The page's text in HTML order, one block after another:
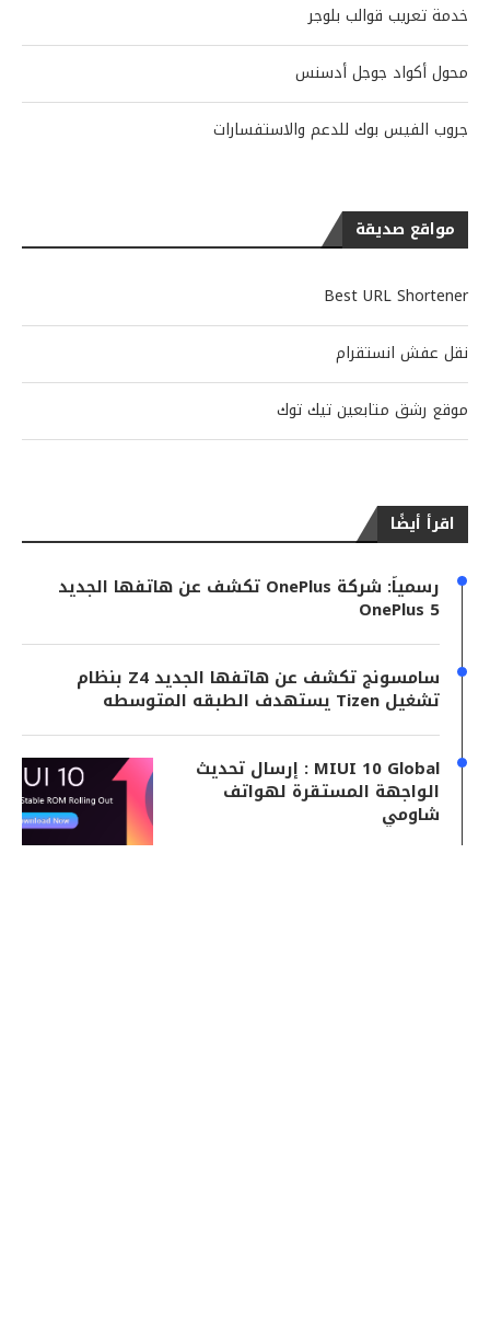
خدمة تعريب قوالب بلوجر
محول أكواد جوجل أدسنس
جروب الفيس بوك للدعم والاستفسارات
مواقع صديقة
Best URL Shortener
نقل عفش انستقرام
موقع رشق متابعين تيك توك
اقرأ أيضًا
رسمياً: شركة OnePlus تكشف عن هاتفها الجديد
OnePlus 5
سامسونج تكشف عن هاتفها الجديد Z4 بنظام
تشغيل Tizen يستهدف الطبقه المتوسطه
MIUI 10 Global : إرسال تحديث
الواجهة المستقرة لهواتف
شاومي